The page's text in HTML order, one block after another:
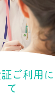
ご利用
て